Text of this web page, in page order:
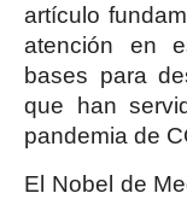
artículo
atención en
bases para
que han
pandemia de
El Nobel de